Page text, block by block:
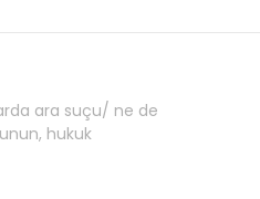
ara suçu/ ne de
hukuk